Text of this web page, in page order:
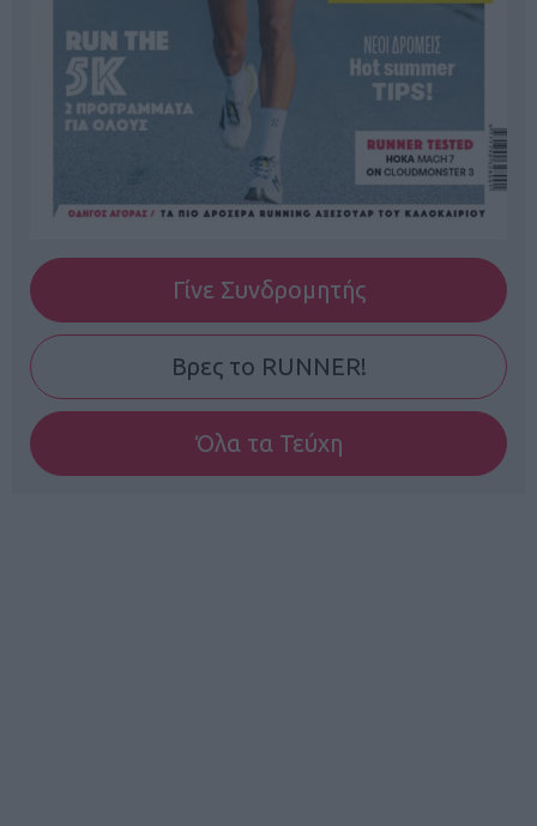
Γίνε Συνδρομητής
Βρες το RUNNER!
Όλα τα Τεύχη